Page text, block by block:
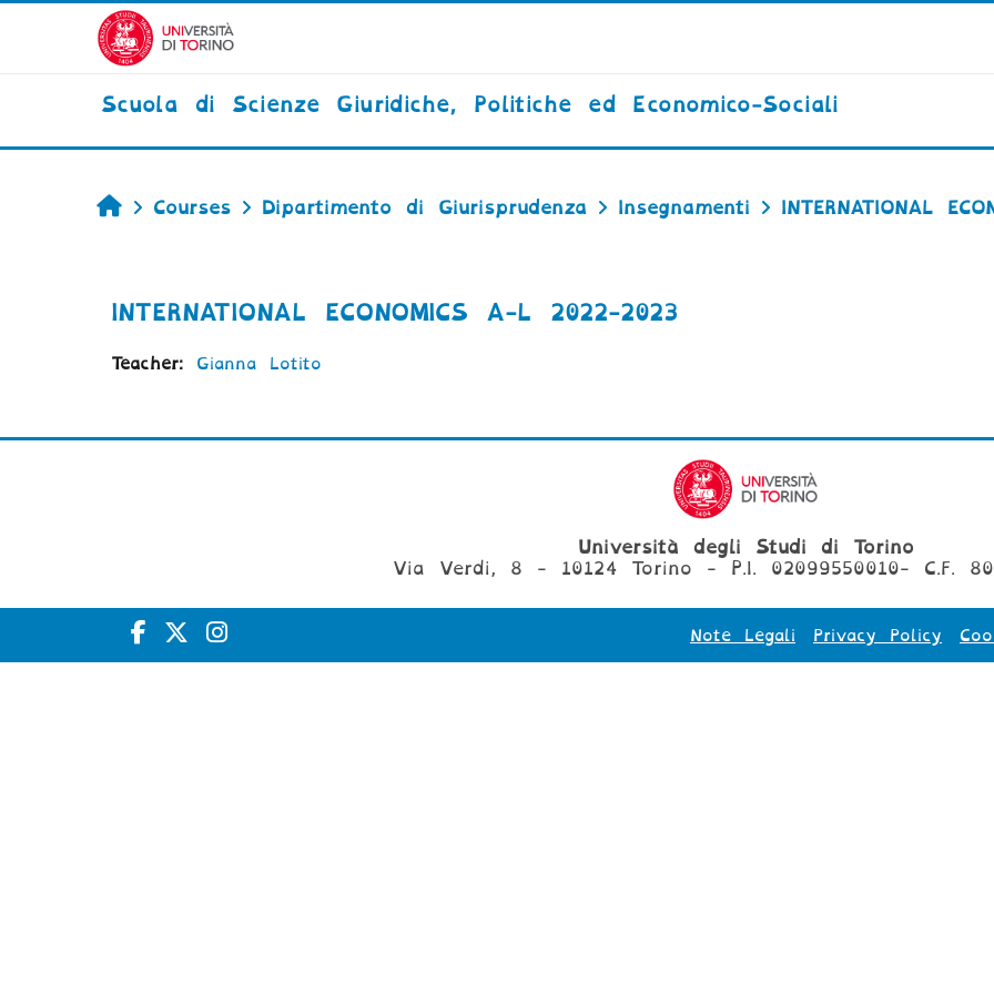
Skip to main content
Scuola di Scienze Giuridiche, Politiche ed Economico-Sociali
HomeCourses Dipartimento di Giurisprudenza Insegnamenti INTERNATIONAL
INTERNATIONAL ECONOMICS A-L 2022-2023
Teacher: Gianna Lotito
Università degli Studi di Torino
Via Verdi, 8 - 10124 Torino - P.I. 02099550010- C.F.
Note Legali Privacy Policy